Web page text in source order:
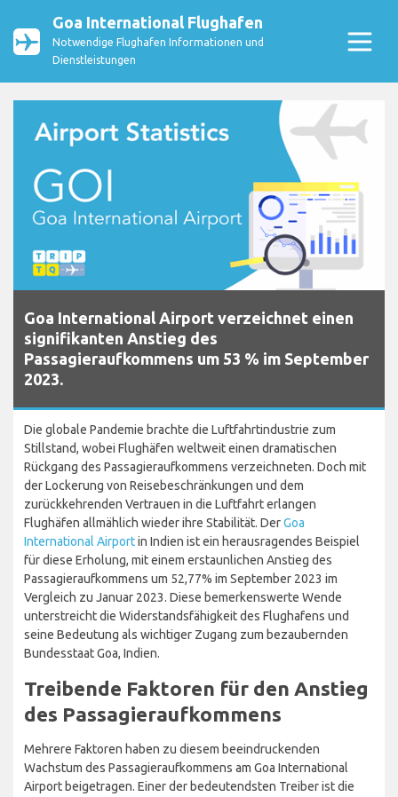
Goa International Flughafen
Notwendige Flughafen Informationen und
Dienstleistungen
Goa International Airport verzeichnet einen
signifikanten Anstieg des
Passagieraufkommens um 53 % im September
2023.
Die globale Pandemie brachte die Luftfahrtindustrie zum
Stillstand, wobei Flughäfen weltweit einen dramatischen
Rückgang des Passagieraufkommens verzeichneten. Doch mit
der Lockerung von Reisebeschränkungen und dem
zurückkehrenden Vertrauen in die Luftfahrt erlangen
Flughäfen allmählich wieder ihre Stabilität. DerGoa
International Airportin Indien ist ein herausragendes Beispiel
für diese Erholung, mit einem erstaunlichen Anstieg des
Passagieraufkommens um 52,77% im September 2023 im
Vergleich zu Januar 2023. Diese bemerkenswerte Wende
unterstreicht die Widerstandsfähigkeit des Flughafens und
seine Bedeutung als wichtiger Zugang zum bezaubernden
Bundesstaat Goa, Indien.
Treibende Faktoren für den Anstieg
des Passagieraufkommens
Mehrere Faktoren haben zu diesem beeindruckenden
Wachstum des Passagieraufkommens am Goa International
Airport beigetragen. Einer der bedeutendsten Treiber ist die